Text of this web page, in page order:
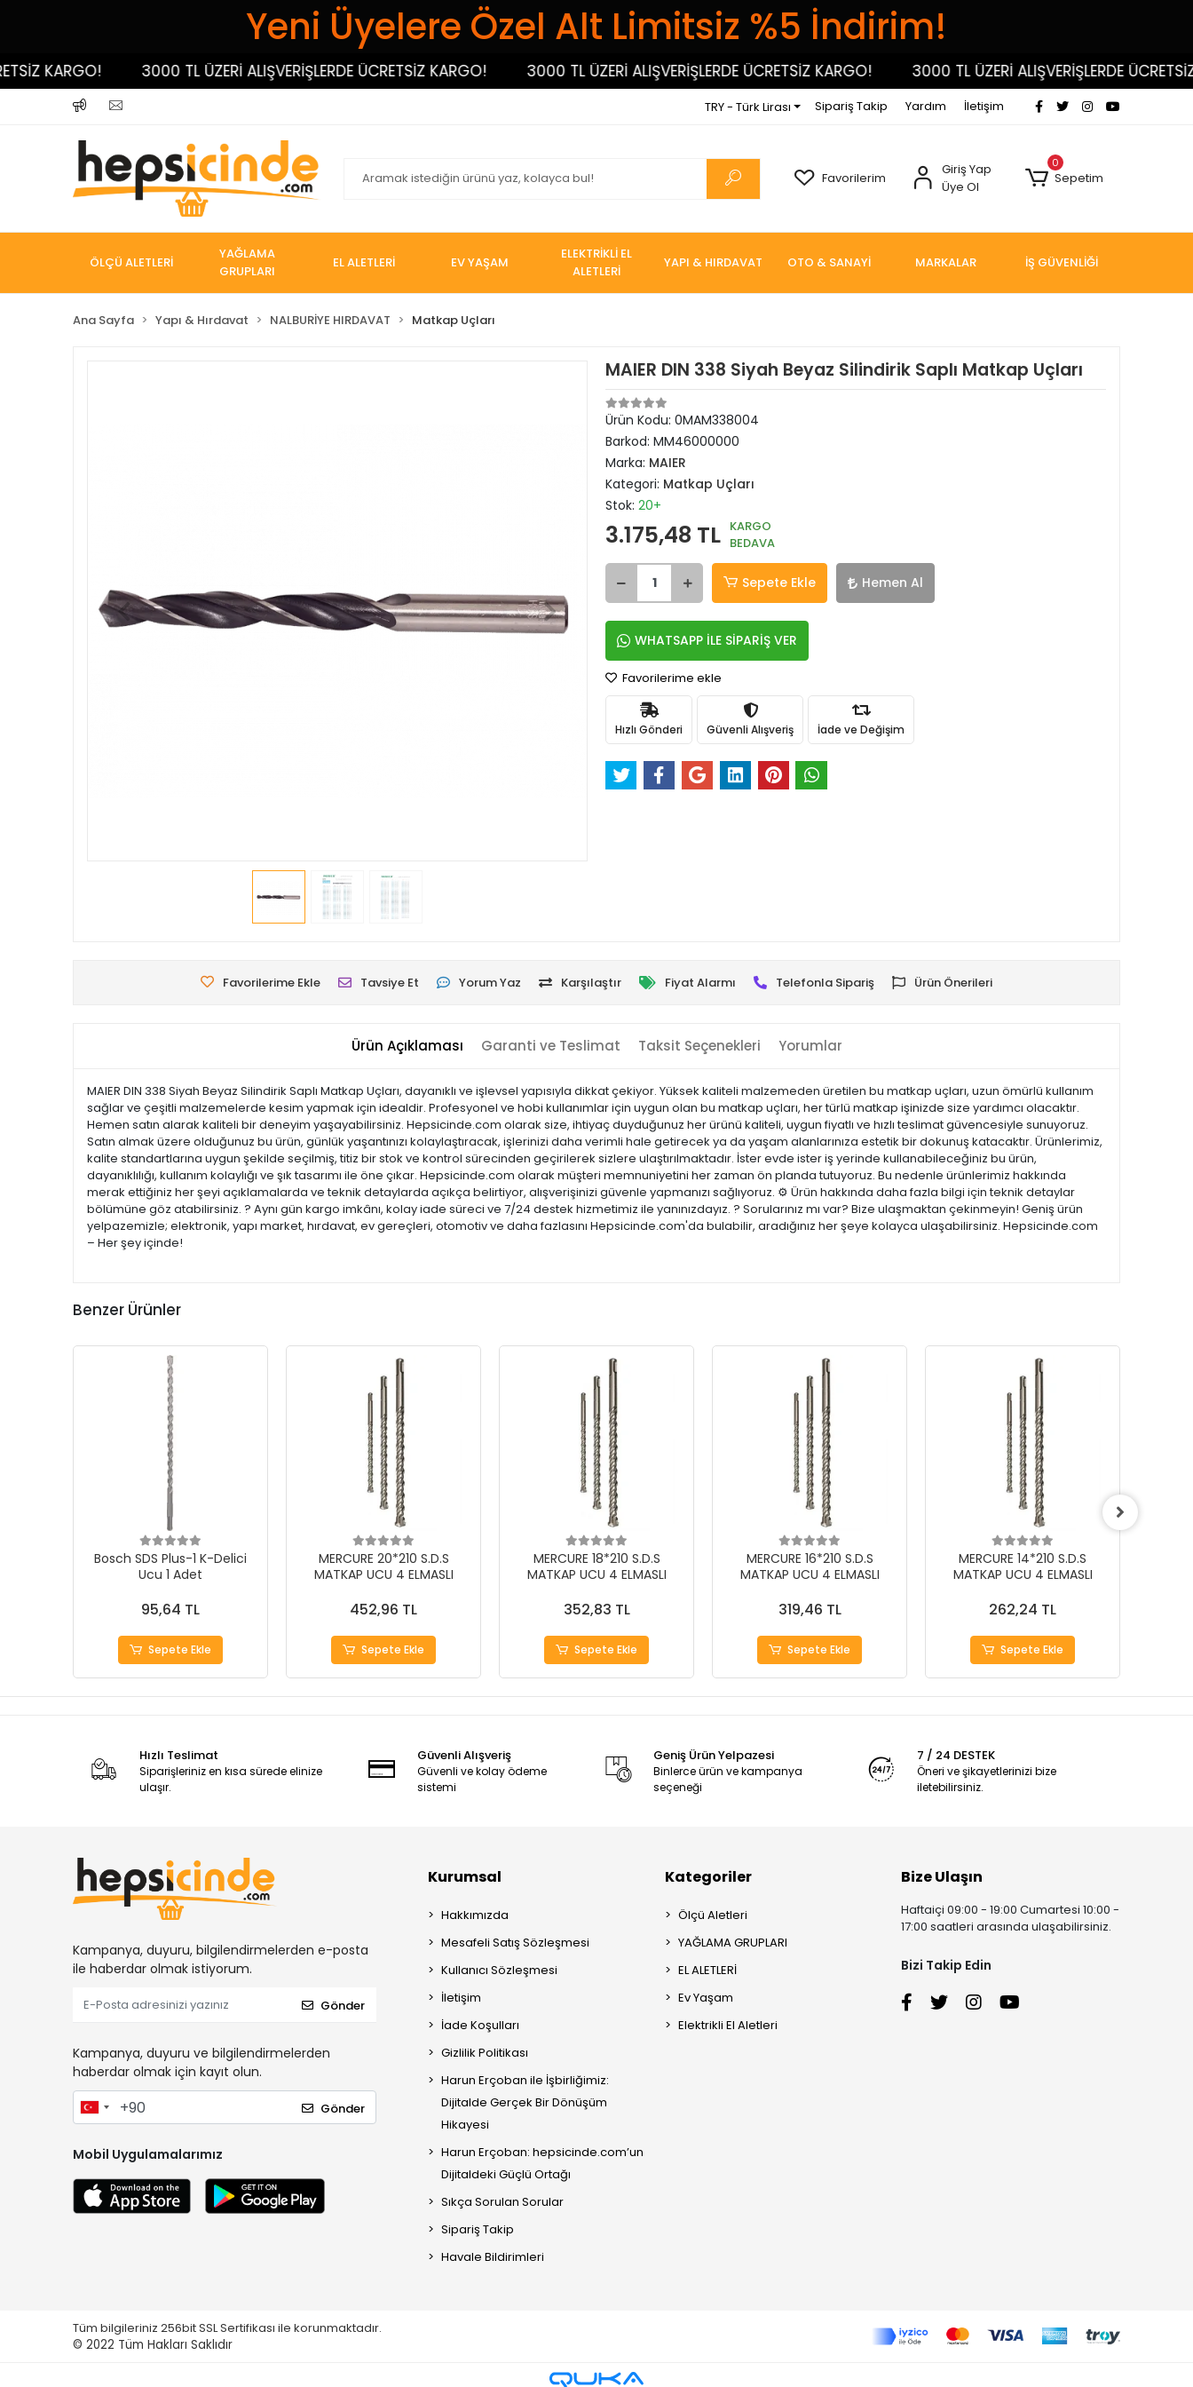
Yeni Üyelere Özel Alt Limitsiz %5 İndirim!
KARGO! 3000 TL ÜZERİ ALIŞVERİŞLERDE ÜCRETSİZ KARGO! 3000 TL ÜZERİ ALIŞVERİŞLERDE ÜCRETSİZ KARGO! 3000 TL ÜZERİ ALIŞVERİŞLERDE ÜCRETSİZ
TRY - Türk Lirası Sipariş Takip Yardım İletişim
Favorilerim
Giriş Yap
Üye Ol
0
Sepetim
ÖLÇÜ ALETLERİ
YAĞLAMA
GRUPLARI
EL ALETLERİ EV YAŞAM
ELEKTRİKLİ EL
ALETLERİ
YAPI & HIRDAVAT OTO & SANAYİ MARKALAR İŞ GÜVENLİĞİ
Ana Sayfa Yapı & Hırdavat NALBURİYE HIRDAVAT Matkap Uçları
MAIER DIN 338 Siyah Beyaz Silindirik Saplı Matkap Uçları
Ürün Kodu: 0MAM338004
Barkod: MM46000000
Marka: MAIER
Kategori: Matkap Uçları
Stok: 20+
3.175,48 TL KARGO
BEDAVA
Sepete Ekle Hemen Al
WHATSAPP İLE SİPARİŞ VER
Favorilerime ekle
Hızlı Gönderi Güvenli Alışveriş İade ve Değişim
Favorilerime Ekle Tavsiye Et Yorum Yaz Karşılaştır Fiyat Alarmı Telefonla Sipariş Ürün Önerileri
Ürün Açıklaması Garanti ve Teslimat Taksit Seçenekleri Yorumlar
MAIER DIN 338 Siyah Beyaz Silindirik Saplı Matkap Uçları, dayanıklı ve işlevsel yapısıyla dikkat çekiyor. Yüksek kaliteli malzemeden üretilen bu matkap uçları, uzun ömürlü kullanım
sağlar ve çeşitli malzemelerde kesim yapmak için idealdir. Profesyonel ve hobi kullanımlar için uygun olan bu matkap uçları, her türlü matkap işinizde size yardımcı olacaktır.
Hemen satın alarak kaliteli bir deneyim yaşayabilirsiniz. Hepsicinde.com olarak size, ihtiyaç duyduğunuz her ürünü kaliteli, uygun fiyatlı ve hızlı teslimat güvencesiyle sunuyoruz.
Satın almak üzere olduğunuz bu ürün, günlük yaşantınızı kolaylaştıracak, işlerinizi daha verimli hale getirecek ya da yaşam alanlarınıza estetik bir dokunuş katacaktır. Ürünlerimiz,
kalite standartlarına uygun şekilde seçilmiş, titiz bir stok ve kontrol sürecinden geçirilerek sizlere ulaştırılmaktadır. İster evde ister iş yerinde kullanabileceğiniz bu ürün,
dayanıklılığı, kullanım kolaylığı ve şık tasarımı ile öne çıkar. Hepsicinde.com olarak müşteri memnuniyetini her zaman ön planda tutuyoruz. Bu nedenle ürünlerimiz hakkında
merak ettiğiniz her şeyi açıklamalarda ve teknik detaylarda açıkça belirtiyor, alışverişinizi güvenle yapmanızı sağlıyoruz. ⚙️ Ürün hakkında daha fazla bilgi için teknik detaylar
bölümüne göz atabilirsiniz. ? Aynı gün kargo imkânı, kolay iade süreci ve 7/24 destek hizmetimiz ile yanınızdayız. ? Sorularınız mı var? Bize ulaşmaktan çekinmeyin! Geniş ürün
yelpazemizle; elektronik, yapı market, hırdavat, ev gereçleri, otomotiv ve daha fazlasını Hepsicinde.com'da bulabilir, aradığınız her şeye kolayca ulaşabilirsiniz. Hepsicinde.com
– Her şey içinde!
Benzer Ürünler
Bosch SDS Plus-1 K-Delici
Ucu 1 Adet
95,64 TL
Sepete Ekle
MERCURE 20*210 S.D.S
MATKAP UCU 4 ELMASLI
452,96 TL
Sepete Ekle
MERCURE 18*210 S.D.S
MATKAP UCU 4 ELMASLI
352,83 TL
Sepete Ekle
MERCURE 16*210 S.D.S
MATKAP UCU 4 ELMASLI
319,46 TL
Sepete Ekle
MERCURE 14*210 S.D.S
MATKAP UCU 4 ELMASLI
262,24 TL
Sepete Ekle
Hızlı Teslimat
Siparişleriniz en kısa sürede elinize
ulaşır.
Güvenli Alışveriş
Güvenli ve kolay ödeme
sistemi
Geniş Ürün Yelpazesi
Binlerce ürün ve kampanya
seçeneği
7 / 24 DESTEK
Öneri ve şikayetlerinizi bize
iletebilirsiniz.
Kampanya, duyuru, bilgilendirmelerden e-posta
ile haberdar olmak istiyorum.
Gönder
Kampanya, duyuru ve bilgilendirmelerden
haberdar olmak için kayıt olun.
Gönder
Mobil Uygulamalarımız
Kurumsal
Hakkımızda
Mesafeli Satış Sözleşmesi
Kullanıcı Sözleşmesi
İletişim
İade Koşulları
Gizlilik Politikası
Harun Erçoban ile İşbirliğimiz:
Dijitalde Gerçek Bir Dönüşüm
Hikayesi
Harun Erçoban: hepsicinde.com’un
Dijitaldeki Güçlü Ortağı
Sıkça Sorulan Sorular
Sipariş Takip
Havale Bildirimleri
Kategoriler
Ölçü Aletleri
YAĞLAMA GRUPLARI
EL ALETLERİ
Ev Yaşam
Elektrikli El Aletleri
Bize Ulaşın
Haftaiçi 09:00 - 19:00 Cumartesi 10:00 -
17:00 saatleri arasında ulaşabilirsiniz.
Bizi Takip Edin
Tüm bilgileriniz 256bit SSL Sertifikası ile korunmaktadır.
© 2022 Tüm Hakları Saklıdır